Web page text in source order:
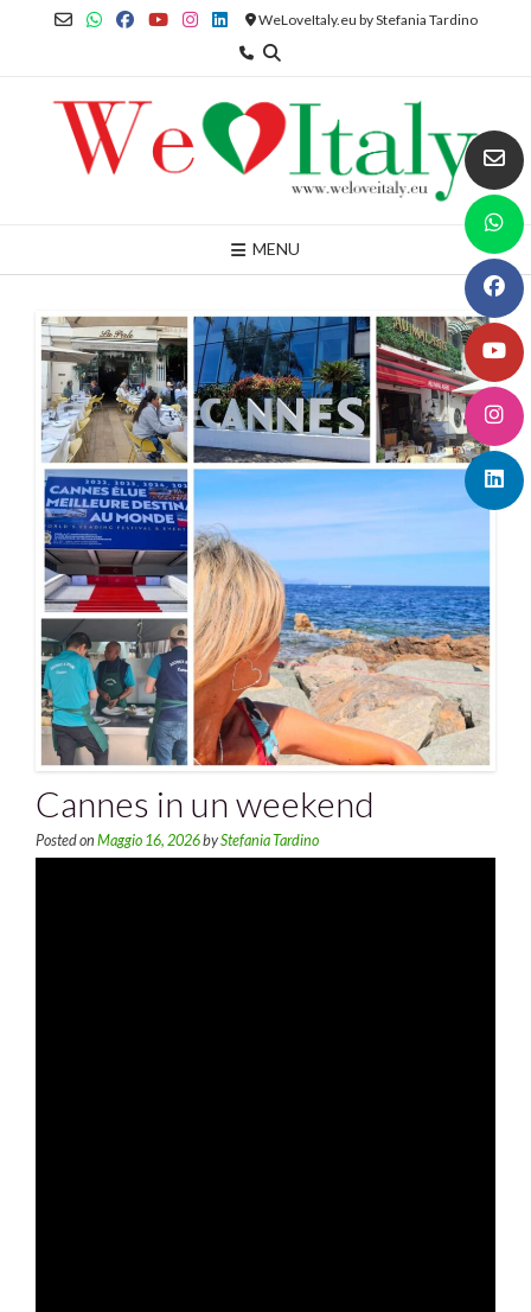
WeLoveItaly.eu by Stefania Tardino
MENU
Cannes in un weekend
Posted on Maggio 16, 2026byStefania Tardino